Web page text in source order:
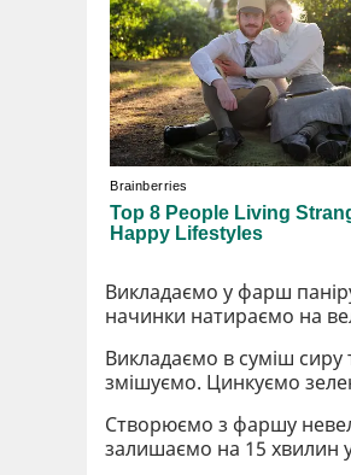
Викладаємо у фарш
начинки натираємо на
Викладаємо в суміш
змішуємо. Цинкуємо
Створюємо з фаршу
залишаємо на 15 хвилин